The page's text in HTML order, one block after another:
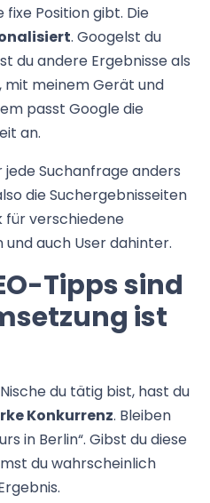
fixe Position gibt. Die
. Googelst du
du andere Ergebnisse als
meinem Gerät und
passt Google die
an.
jede Suchanfrage anders
die Suchergebnisseiten
für verschiedene
und auch User dahinter.
Tipps sind
ist
du tätig bist, hast du
Konkurrenz. Bleiben
in Berlin“. Gibst du diese
du wahrscheinlich